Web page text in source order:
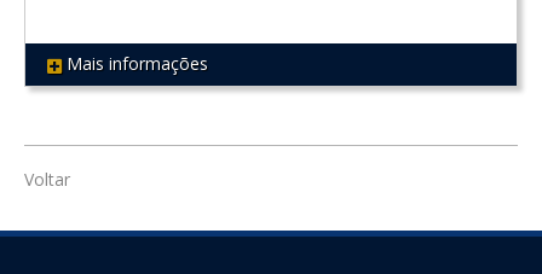
REF 480
Mais informações
Voltar